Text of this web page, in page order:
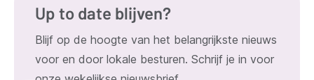
Up to date blijven?
Blijf op de hoogte van het belangrijkste nieuws
voor en door lokale besturen. Schrijf je in voor